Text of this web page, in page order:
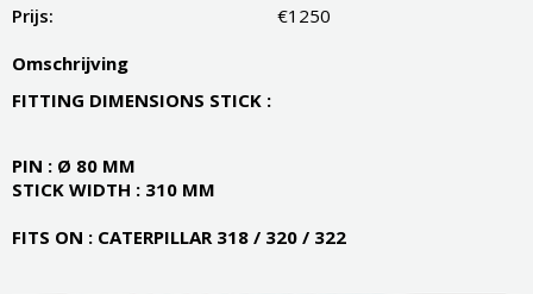
Prijs:
€1250
Omschrijving
FITTING DIMENSIONS STICK :
PIN : Ø 80 MM
STICK WIDTH : 310 MM
FITS ON : CATERPILLAR 318 / 320 / 322